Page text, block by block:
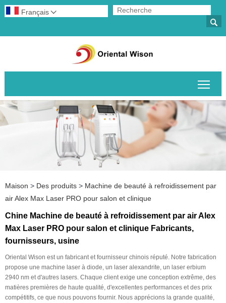

Français 
Maison > Des produits > Machine de beauté à refroidissement par
air Alex Max Laser PRO pour salon et clinique
Chine Machine de beauté à refroidissement par air Alex
Max Laser PRO pour salon et clinique Fabricants,
fournisseurs, usine
Oriental Wison est un fabricant et fournisseur chinois réputé. Notre fabrication
propose une machine laser à diode, un laser alexandrite, un laser erbium
2940 nm et d'autres lasers. Chaque client exige une conception extrême, des
matières premières de haute qualité, d'excellentes performances et des prix
compétitifs, ce que nous pouvons fournir. Nous apprécions la grande qualité,